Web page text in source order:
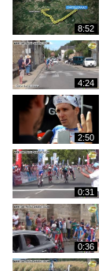
8:52
4:24
2:50
0:31
0:36